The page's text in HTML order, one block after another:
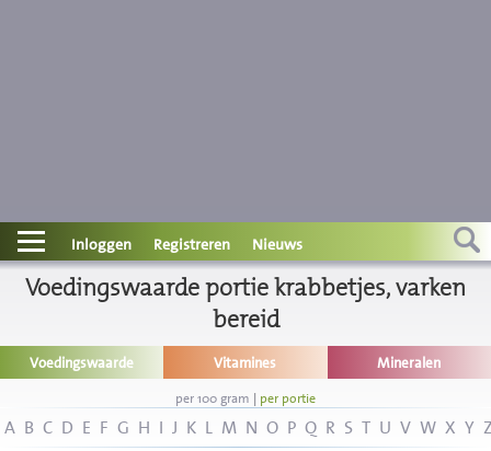
Contact
Informatie
Inloggen Registreren Nieuws
Voedingswaarde portie krabbetjes, varken
bereid
Voedingswaarde Vitamines Mineralen
per 100 gram | per portie
A B C D E F G H I J K L M N O P Q R S T U V W X Y